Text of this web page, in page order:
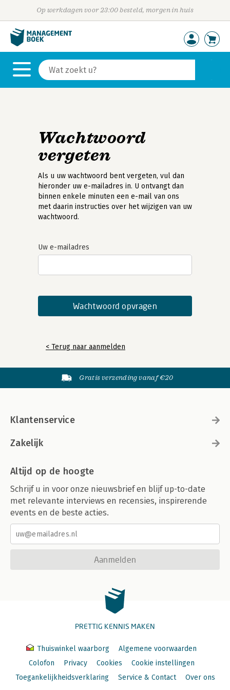
Op werkdagen voor 23:00 besteld, morgen in huis
Wachtwoord
vergeten
Als u uw wachtwoord bent vergeten, vul dan
hieronder uw e-mailadres in. U ontvangt dan
binnen enkele minuten een e-mail van ons
met daarin instructies over het wijzigen van uw
wachtwoord.
Uw e-mailadres
< Terug naar aanmelden
Gratis verzending vanaf €20
Klantenservice
Zakelijk
Altijd op de hoogte
Schrijf u in voor onze nieuwsbrief en blijf up-to-date
met relevante interviews en recensies, inspirerende
events en de beste acties.
Aanmelden
PRETTIG KENNIS MAKEN
Thuiswinkel waarborg
Algemene voorwaarden
Colofon
Privacy Cookies
Cookie instellingen
Toegankelijkheidsverklaring
Service & Contact Over ons